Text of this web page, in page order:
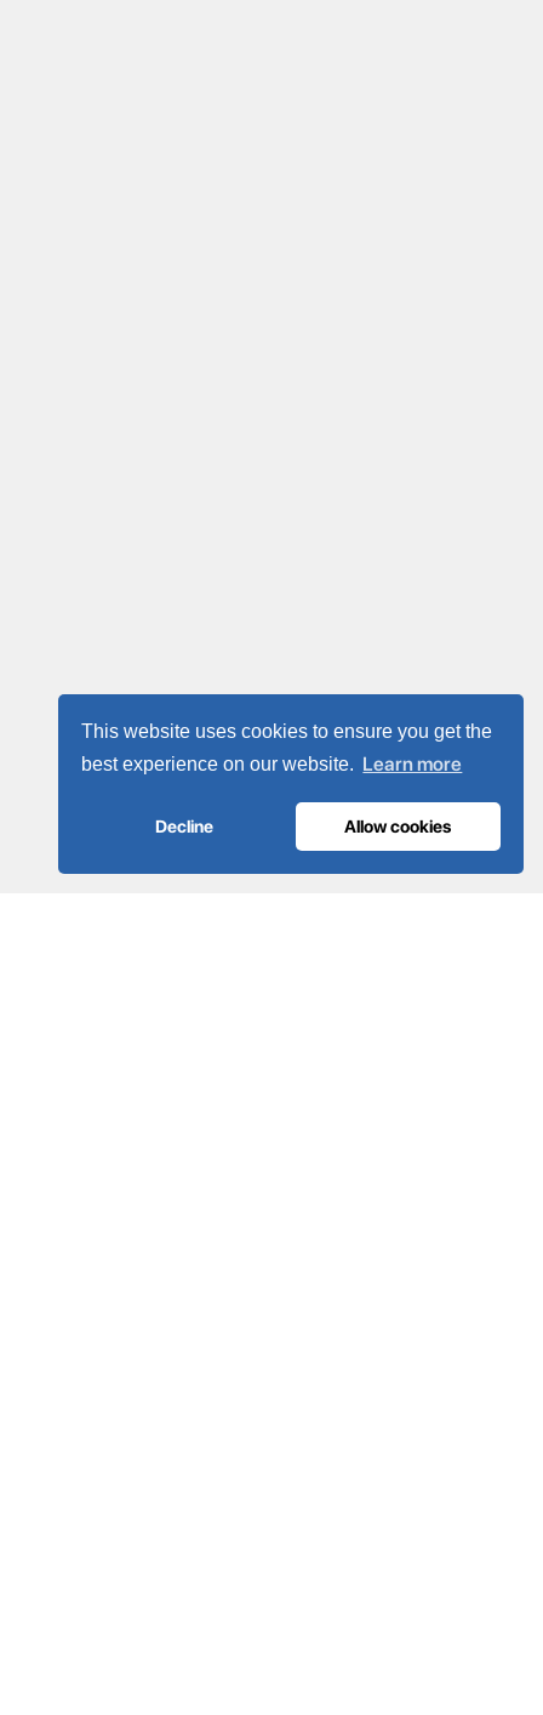
This website uses cookies to ensure you get the
best experience on our website. Learn more
Decline Allow cookies